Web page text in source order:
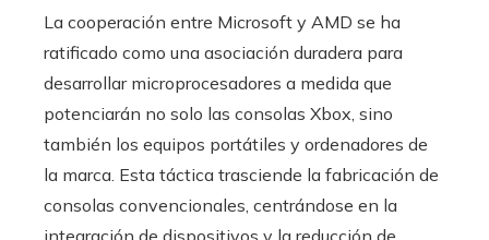
La cooperación entre Microsoft y AMD se ha
ratificado como una asociación duradera para
desarrollar microprocesadores a medida que
potenciarán no solo las consolas Xbox, sino
también los equipos portátiles y ordenadores de
la marca. Esta táctica trasciende la fabricación de
consolas convencionales, centrándose en la
integración de dispositivos y la reducción de